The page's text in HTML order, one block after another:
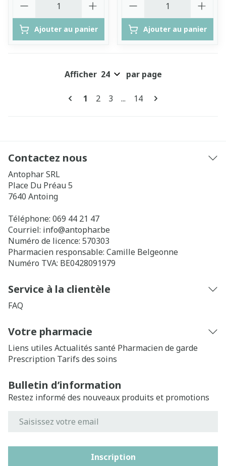
Ajouter au panier Ajouter au panier
Pages
Vous lisez actuellement la page
1 Page
2 Page
3 ... Page
14
Afficher par page
Contactez nous
Antophar SRL
Place Du Préau 5
7640 Antoing
Téléphone: 069 44 21 47
Courriel: info@antophar.be
Numéro de licence: 570303
Pharmacien responsable: Camille Belgeonne
Numéro TVA: BE0428091979
Service à la clientèle
FAQ
Votre pharmacie
Liens utiles Actualités santé Pharmacien de garde
Prescription Tarifs des soins
Bulletin d’information
Restez informé des nouveaux produits et promotions
Inscription